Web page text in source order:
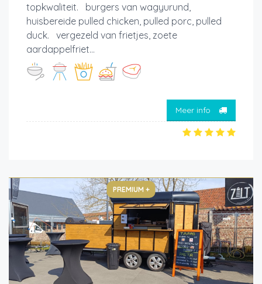
topkwaliteit. burgers van wagyurund,
huisbereide pulled chicken, pulled porc, pulled
duck. vergezeld van frietjes, zoete
aardappelfriet...
Meer info
PREMIUM +